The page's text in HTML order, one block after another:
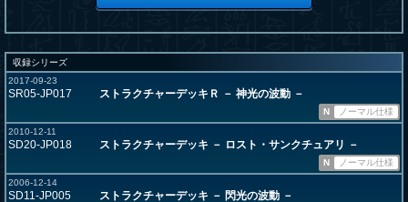
収録シリーズ
2017-09-23
SR05-JP017 ストラクチャーデッキＲ － 神光の波動 －
N
ノーマル仕様
2010-12-11
SD20-JP018 ストラクチャーデッキ － ロスト・サンクチュアリ －
N
ノーマル仕様
2006-12-14
SD11-JP005 ストラクチャーデッキ － 閃光の波動 －